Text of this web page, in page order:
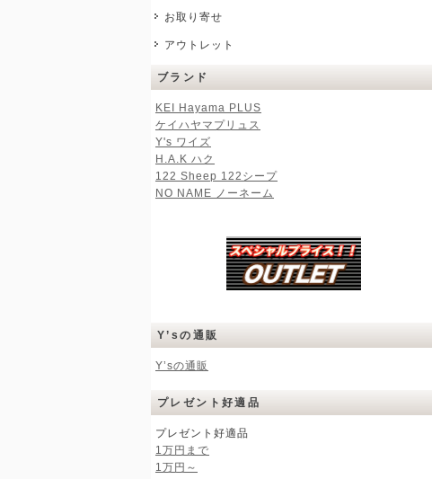
お取り寄せ
アウトレット
ブランド
KEI Hayama PLUS
ケイハヤマプリュス
Y's ワイズ
H.A.K ハク
122 Sheep 122シープ
NO NAME ノーネーム
Y’sの通販
Y’sの通販
プレゼント好適品
プレゼント好適品
1万円まで
1万円～